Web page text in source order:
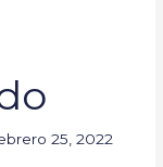
25, 2022